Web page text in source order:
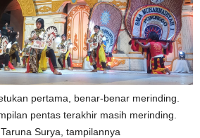
pertama, benar-benar merinding.
pentas terakhir masih merinding.
Surya, tampilannya